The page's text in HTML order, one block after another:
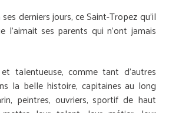
derniers jours, ce Saint-Tropez qu’il
l’aimait ses parents qui n’ont jamais
talentueuse, comme tant d’autres
la belle histoire, capitaines au long
peintres, ouvriers, sportif de haut